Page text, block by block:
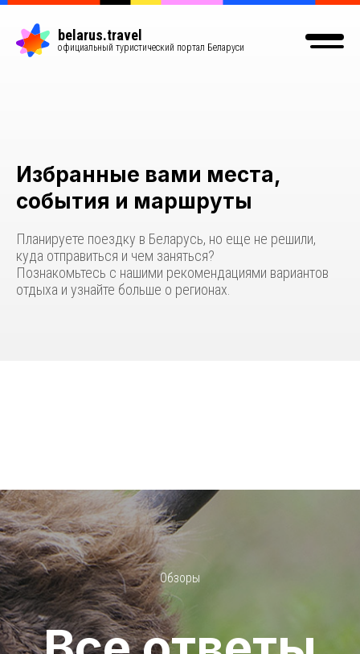
belarus.travel
официальный туристический портал Беларуси
Избранные вами места,
события и маршруты
Планируете поездку в Беларусь, но еще не решили,
куда отправиться и чем заняться?
Познакомьтесь с нашими рекомендациями вариантов
отдыха и узнайте больше о регионах.
Обзоры